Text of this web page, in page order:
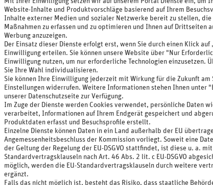
Residence Vaal, ca. 800 m entfernt)
kombinierter Wohn-/Schlafraum, Doppelbett,
Programm), Kochnische, Gas-/E-Herd,
Bettwäschewechsel kostenpflichtig, Handtücher
separater Wohnraum, Twinbett, Doppelbett, Dusche,
Gas-/E-Herd, Mikrowelle, Kaffeemaschine, Toaster,
Handtücher kostenfrei, Handtuchwechsel
separates Schlafzimmer, kombinierter Wohn-/Schlafraum,
Programm), Kochnische, Gas-/E-Herd,
Balkon, Bettwäsche kostenfrei, Bettwäschewechsel